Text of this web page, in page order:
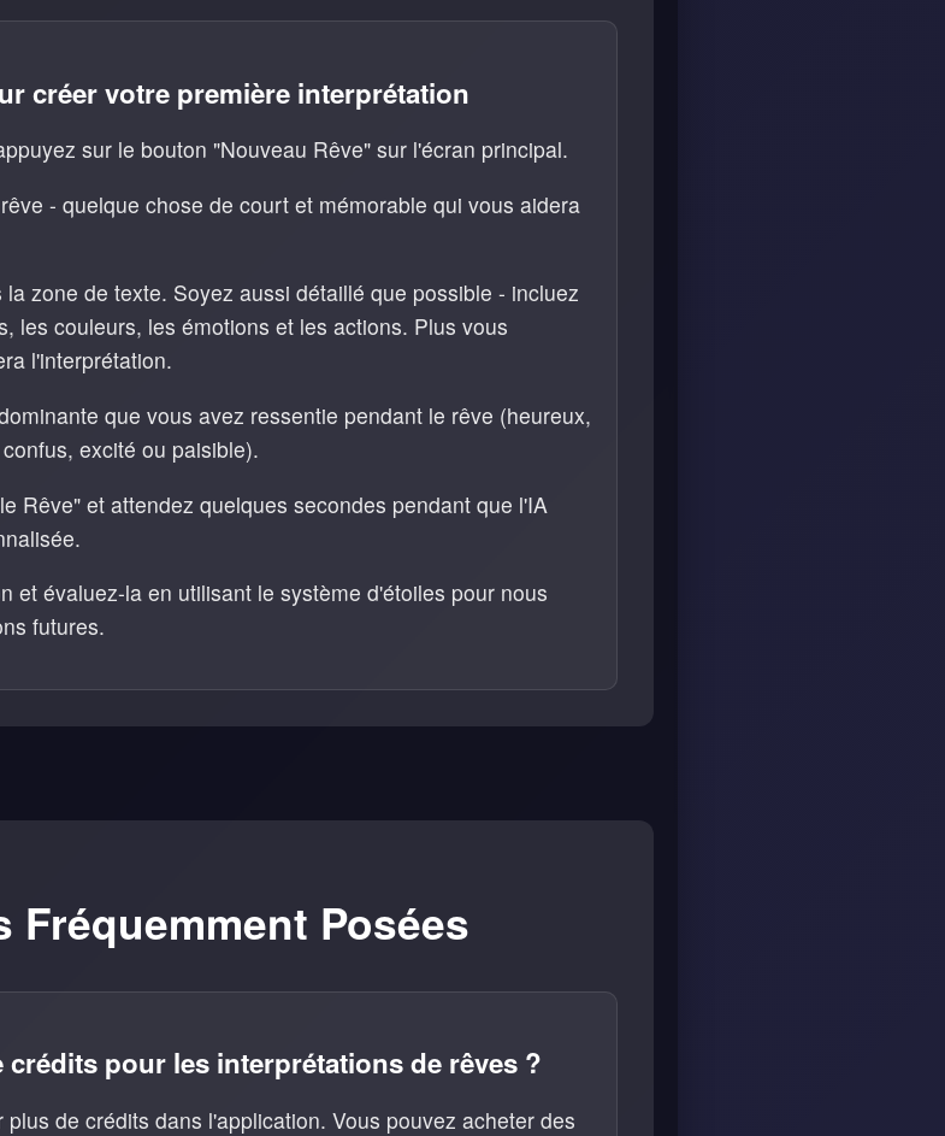
créer votre première interprétation
sur le bouton "Nouveau Rêve" sur l'écran principal.
- quelque chose de court et mémorable qui vous aidera
zone de texte. Soyez aussi détaillé que possible - incluez
les couleurs, les émotions et les actions. Plus vous
l'interprétation.
que vous avez ressentie pendant le rêve (heureux,
excité ou paisible).
Rêve" et attendez quelques secondes pendant que l'IA
et évaluez-la en utilisant le système d'étoiles pour nous
futures.
Fréquemment Posées
pour les interprétations de rêves ?
de crédits dans l'application. Vous pouvez acheter des